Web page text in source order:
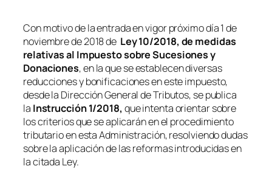
Con motivo de la entrada en vigor próximo día 1 de
noviembre de 2018 de Ley 10/2018, de medidas
relativas al Impuesto sobre Sucesiones y
Donaciones, en la que se establecen diversas
reducciones y bonificaciones en este impuesto,
desde la Dirección General de Tributos, se publica
la Instrucción 1/2018, que intenta orientar sobre
los criterios que se aplicarán en el procedimiento
tributario en esta Administración, resolviendo dudas
sobre la aplicación de las reformas introducidas en
la citada Ley.